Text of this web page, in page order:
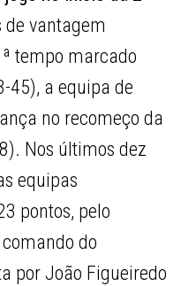
de vantagem
tempo marcado
45), a equipa de
no recomeço da
Nos últimos dez
equipas
pontos, pelo
do
por João Figueiredo